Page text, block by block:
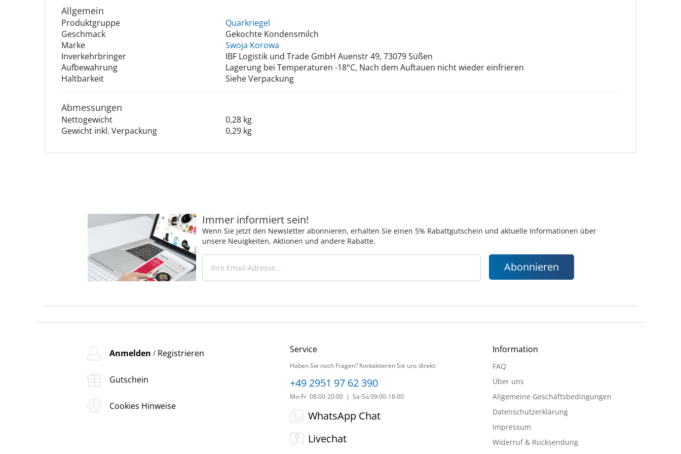
Allgemein
Produktgruppe
Quarkriegel
Geschmack
Gekochte Kondensmilch
Marke
Swoja Korowa
Inverkehrbringer
IBF Logistik und Trade GmbH Auenstr 49, 73079 Süßen
Aufbewahrung
Lagerung bei Temperaturen -18°C, Nach dem Auftauen nicht wieder einfrieren
Haltbarkeit
Siehe Verpackung
Abmessungen
Nettogewicht
0,28 kg
Gewicht inkl. Verpackung
0,29 kg
Immer informiert sein!
Wenn Sie jetzt den Newsletter abonnieren, erhalten Sie einen 5% Rabattgutschein und aktuelle Informationen über
unsere Neuigkeiten, Aktionen und andere Rabatte.
Abonnieren
Anmelden / Registrieren
Gutschein
Cookies Hinweise
Service
Haben Sie noch Fragen? Kontaktieren Sie uns direkt:
+49 2951 97 62 390
Mo-Fr 08:00-20:00 | Sa-So 09:00-18:00
WhatsApp Chat
Livechat
Information
FAQ
Über uns
Allgemeine Geschäftsbedingungen
Datenschutzerklärung
Impressum
Widerruf & Rücksendung